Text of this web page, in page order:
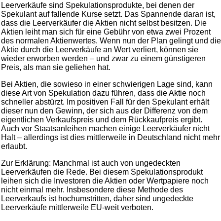
Leerverkäufe sind Spekulationsprodukte, bei denen der
Spekulant auf fallende Kurse setzt. Das Spannende daran ist,
dass die Leerverkäufer die Aktien nicht selbst besitzen. Die
Aktien leiht man sich für eine Gebühr von etwa zwei Prozent
des normalen Aktienwertes. Wenn nun der Plan gelingt und die
Aktie durch die Leerverkäufe an Wert verliert, können sie
wieder erworben werden – und zwar zu einem günstigeren
Preis, als man sie geliehen hat.
Bei Aktien, die sowieso in einer schwierigen Lage sind, kann
diese Art von Spekulation dazu führen, dass die Aktie noch
schneller abstürzt. Im positiven Fall für den Spekulant erhält
dieser nun den Gewinn, der sich aus der Differenz von dem
eigentlichen Verkaufspreis und dem Rückkaufpreis ergibt.
Auch vor Staatsanleihen machen einige Leerverkäufer nicht
Halt – allerdings ist dies mittlerweile in Deutschland nicht mehr
erlaubt.
Zur Erklärung: Manchmal ist auch von ungedeckten
Leerverkäufen die Rede. Bei diesem Spekulationsprodukt
leihen sich die Investoren die Aktien oder Wertpapiere noch
nicht einmal mehr. Insbesondere diese Methode des
Leerverkaufs ist hochumstritten, daher sind ungedeckte
Leerverkäufe mittlerweile EU-weit verboten.